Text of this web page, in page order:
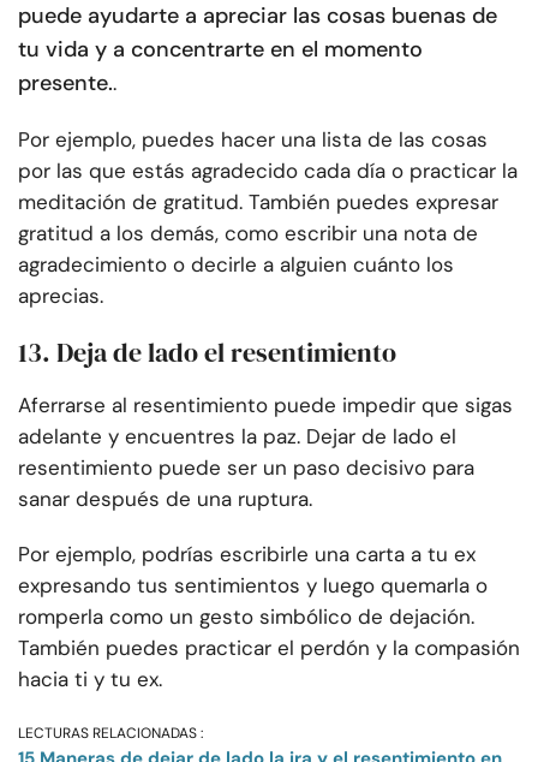
puede ayudarte a apreciar las cosas buenas de
tu vida y a concentrarte en el momento
presente..
Por ejemplo, puedes hacer una lista de las cosas
por las que estás agradecido cada día o practicar la
meditación de gratitud. También puedes expresar
gratitud a los demás, como escribir una nota de
agradecimiento o decirle a alguien cuánto los
aprecias.
13. Deja de lado el resentimiento
Aferrarse al resentimiento puede impedir que sigas
adelante y encuentres la paz. Dejar de lado el
resentimiento puede ser un paso decisivo para
sanar después de una ruptura.
Por ejemplo, podrías escribirle una carta a tu ex
expresando tus sentimientos y luego quemarla o
romperla como un gesto simbólico de dejación.
También puedes practicar el perdón y la compasión
hacia ti y tu ex.
LECTURAS RELACIONADAS :